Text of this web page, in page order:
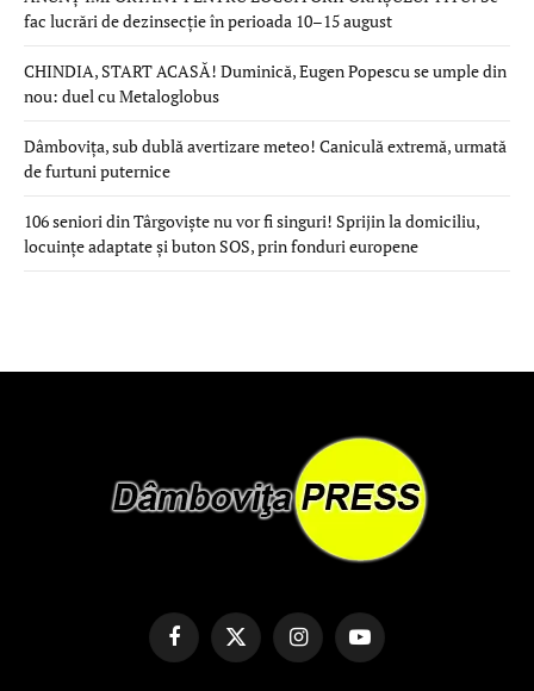
fac lucrări de dezinsecție în perioada 10–15 august
CHINDIA, START ACASĂ! Duminică, Eugen Popescu se umple din
nou: duel cu Metaloglobus
Dâmbovița, sub dublă avertizare meteo! Caniculă extremă, urmată
de furtuni puternice
106 seniori din Târgoviște nu vor fi singuri! Sprijin la domiciliu,
locuințe adaptate și buton SOS, prin fonduri europene
FacebookX
(Twitter)
InstagramYouTube